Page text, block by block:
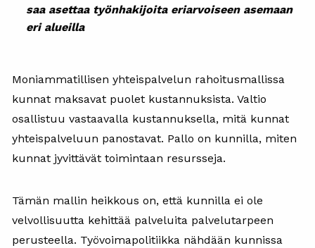
saa asettaa työnhakijoita eriarvoiseen asemaan
eri alueilla
Moniammatillisen yhteispalvelun rahoitusmallissa
kunnat maksavat puolet kustannuksista. Valtio
osallistuu vastaavalla kustannuksella, mitä kunnat
yhteispalveluun panostavat. Pallo on kunnilla, miten
kunnat jyvittävät toimintaan resursseja.
Tämän mallin heikkous on, että kunnilla ei ole
velvollisuutta kehittää palveluita palvelutarpeen
perusteella. Työvoimapolitiikka nähdään kunnissa